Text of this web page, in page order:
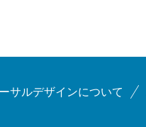
サルデザインについて